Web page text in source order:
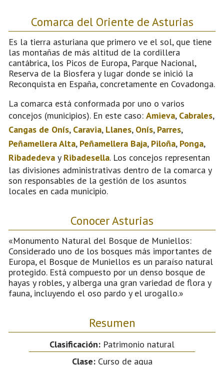
Comarca del Oriente de Asturias
Es la tierra asturiana que primero ve el sol, que tiene
las montañas de más altitud de la cordillera
cantábrica, los Picos de Europa, Parque Nacional,
Reserva de la Biosfera y lugar donde se inició la
Reconquista en España, concretamente en Covadonga.
La comarca está conformada por uno o varios
concejos (municipios). En este caso: Amieva, Cabrales,
Cangas de Onís, Caravia, Llanes, Onís, Parres,
Peñamellera Alta, Peñamellera Baja, Piloña, Ponga,
Ribadedeva y Ribadesella. Los concejos representan
las divisiones administrativas dentro de la comarca y
son responsables de la gestión de los asuntos
locales en cada municipio.
Conocer Asturias
«Monumento Natural del Bosque de Muniellos:
Considerado uno de los bosques más importantes de
Europa, el Bosque de Muniellos es un paraíso natural
protegido. Está compuesto por un denso bosque de
hayas y robles, y alberga una gran variedad de flora y
fauna, incluyendo el oso pardo y el urogallo.»
Resumen
Clasificación: Patrimonio natural
Clase:Curso de agua